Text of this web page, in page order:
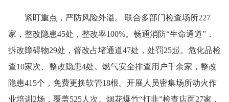
紧盯重点，严防风险外溢。 联合多部门检查场所227
家，整改隐患45处，整改率100%。畅通消防“生命通道”，
拆改障碍物29处，督改占堵通道47处，处罚25起。危化品检
查10家次、整改隐患4处。燃气安全排查用户千余家，整改
隐患415个，免费更换软管18根。开展人员密集场所动火作
业培训2场，覆盖525人次。烟花爆竹“打非”检查店面27家，